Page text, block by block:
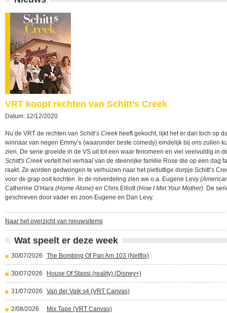
VRT koopt rechten van Schitt’s Creek
Datum: 12/12/2020
Nu de VRT de rechten van Schitt’s Creekheeft gekocht, lijkt het er dan toch op
winnaar van negen Emmy’s (waaronder beste comedy) eindelijk bij ons zullen
zien. De serie groeide in de VS uit tot een waar fenomeen en viel veelvuldig in
Schitt's Creekvertelt het verhaal van de steenrijke familie Rose die op een dag
raakt. Ze worden gedwongen te verhuizen naar het pietluttige dorpje Schitt’s
voor de grap ooit kochten. In de rolverdeling zien we o.a. Eugene Levy
Catherine O’Hara (Home Alone) en Chris Elliott(How I Met Your Mother). De
geschreven door vader en zoon Eugene en Dan Levy.
Naar het overzicht van nieuwsitems
Wat speelt er deze week
30/07/2026 The Bombing Of Pan Am 103 (Netflix)
30/07/2026 House Of Stassi (reality) (Disney+)
31/07/2026 Van der Valk s4 (VRT Canvas)
2/08/2026 Mix Tape (VRT Canvas)